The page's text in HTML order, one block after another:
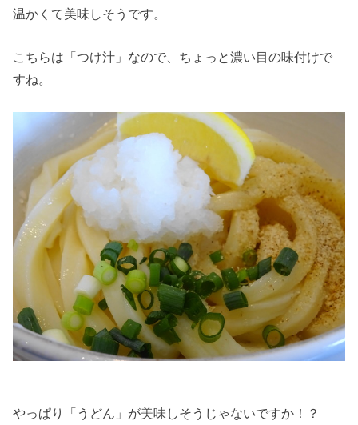
温かくて美味しそうです。
こちらは「つけ汁」なので、ちょっと濃い目の味付けで
すね。
やっぱり「うどん」が美味しそうじゃないですか！？